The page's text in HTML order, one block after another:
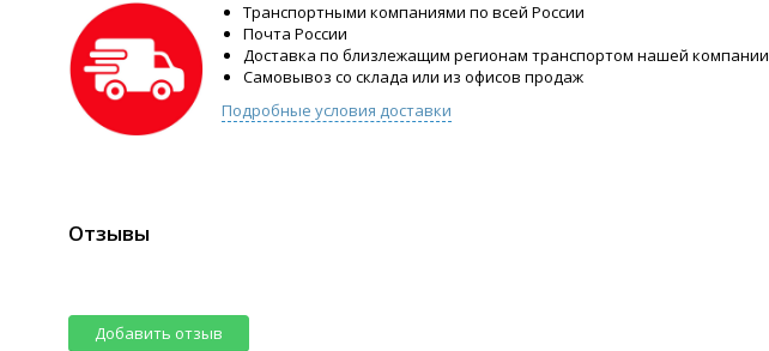
Транспортными компаниями по всей России
Почта России
Доставка по близлежащим регионам транспортом нашей компании
Самовывоз со склада или из офисов продаж
Подробные условия доставки
Отзывы
Добавить отзыв